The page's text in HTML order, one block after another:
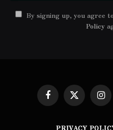
By signing up, you agree
Policy
Facebook
X
(Twitter)
PRIVACY